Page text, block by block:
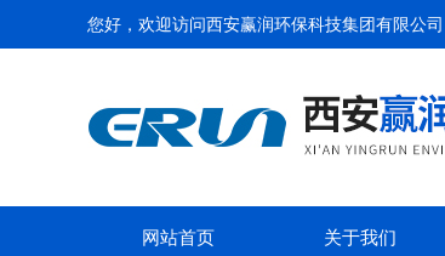
您好，欢迎访问西安赢润环保科技集团有限公司
网站首页 关于我们